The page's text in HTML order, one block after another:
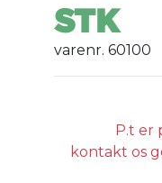
STK
varenr. 60100
P.t er
kontakt os